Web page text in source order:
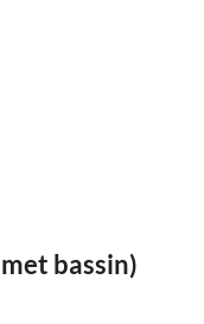
bassin)